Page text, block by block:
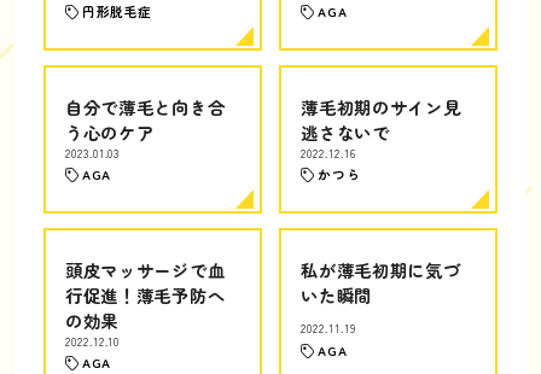
円形脱毛症 AGA
自分で薄毛と向き合
う心のケア
2023.01.03
AGA
薄毛初期のサイン見
逃さないで
2022.12.16
かつら
頭皮マッサージで血
行促進！薄毛予防へ
の効果
2022.12.10
AGA
私が薄毛初期に気づ
いた瞬間
2022.11.19
AGA